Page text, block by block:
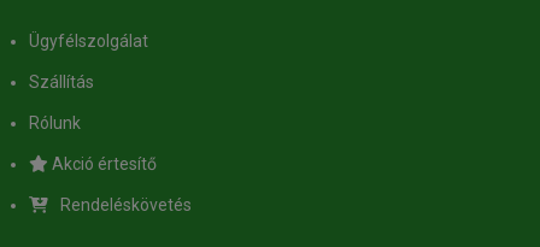
Ügyfélszolgálat
Szállítás
Rólunk
Akció értesítő
Rendeléskövetés